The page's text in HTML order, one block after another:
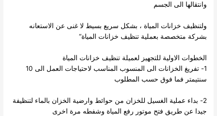
وانتقالها الى الجسم
ولتنظيف خزانات المياة ، بشكل سريع بسيط لا غنى عن الاستعانه
بشركة متخصصة بعملية تنظيف خزانات المياة“
الخطوات الاولية للتجهيز لعميلة تنظيف خزانات المياة
1- تفريغ الخزانات الى المنسوب المناسب لاحتياجات العمل الى 10
سنتيمتر فما فوق حسب المطلوب
2- بداء عملية الغسيل للخزان من حوائط وارضية الخزان بالماء لتنظيفة
جيدا عن طريق فتح موتور رفع المياة وشفطه مرة اخرى